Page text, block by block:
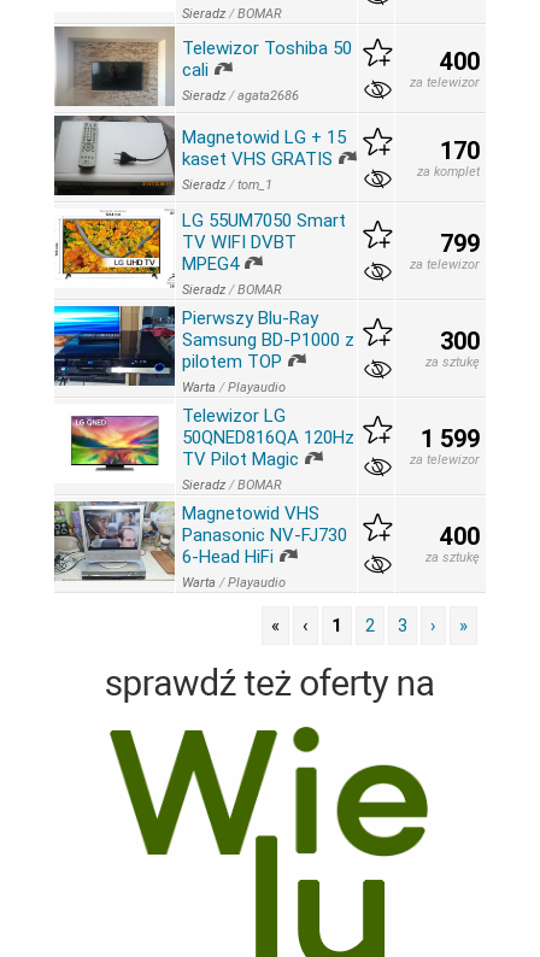
Sieradz /BOMAR
Telewizor Toshiba 50
cali
Sieradz /agata2686
400
za telewizor
Magnetowid LG + 15
kaset VHS GRATIS
Sieradz /tom_1
170
za komplet
LG 55UM7050 Smart
TV WIFI DVBT
MPEG4
Sieradz /BOMAR
799
za telewizor
Pierwszy Blu-Ray
Samsung BD-P1000 z
pilotem TOP
Warta /Playaudio
300
za sztukę
Telewizor LG
50QNED816QA 120Hz
TV Pilot Magic
Sieradz /BOMAR
1 599
za telewizor
Magnetowid VHS
Panasonic NV-FJ730
6-Head HiFi
Warta /Playaudio
400
za sztukę
« ‹ 1 2 3 › »